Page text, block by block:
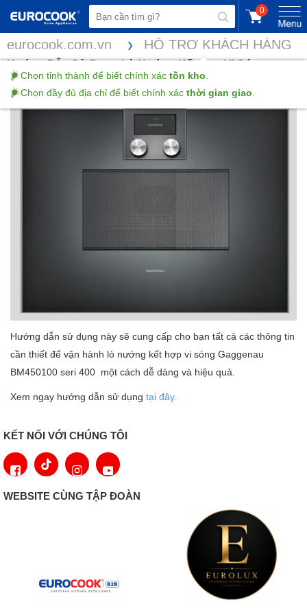
0
Chọn tỉnh thành để biết chính xác tồn kho
Chọn đầy đủ địa chỉ để biết chính xác thời gian giao
eurocook.com.vn HỖ TRỢ KHÁCH HÀNG
Hướng Dẫn Sử Dụng Lò Nướng Kết Hợp Vi Sóng
Gaggenau BM450100 seri 400
Hướng dẫn sử dụng này sẽ cung cấp cho bạn tất cả các thông tin
cần thiết để vận hành lò nướng kết hợp vi sóng Gaggenau
BM450100 seri 400 một cách dễ dàng và hiệu quả.
Xem ngay hướng dẫn sử dụng tại đây.
KẾT NỐI VỚI CHÚNG TÔI
WEBSITE CÙNG TẬP ĐOÀN